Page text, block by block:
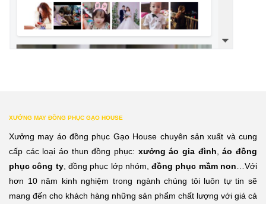
XƯỞNG MAY ĐỒNG PHỤC GẠO HOUSE
Xưởng may áo đồng phục Gạo House chuyên sản xuất và cung
cấp các loại áo thun đồng phục: xưởng áo gia đình ,áo đồng
phục công ty, đồng phục lớp nhóm,đồng phục mầm non …Với
hơn 10 năm kinh nghiệm trong ngành chúng tôi luôn tự tin sẽ
mang đến cho khách hàng những sản phẩm chất lượng với giá cả